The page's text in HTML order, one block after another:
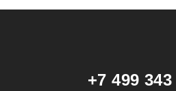
+7 499